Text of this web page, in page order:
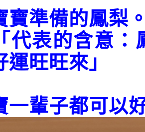
寶準備的鳳梨
代表的含意：
運旺旺來」
一輩子都可以